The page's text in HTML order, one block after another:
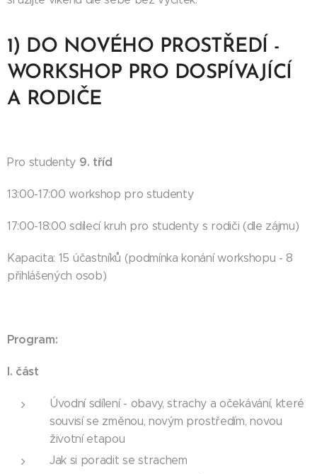
1) DO NOVÉHO PROSTŘEDÍ -
WORKSHOP PRO DOSPÍVAJÍCÍ
A RODIČE
Pro studenty 9. tříd
13:00-17:00 workshop pro studenty
17:00-18:00 sdílecí kruh pro studenty s rodiči (dle zájmu)
Kapacita: 15 účastníků (podmínka konání workshopu - 8
přihlášených osob)
Program:
I. část
Úvodní sdílení - obavy, strachy a očekávání, které
souvisí se změnou, novým prostředím, novou
životní etapou
Jak si poradit se strachem